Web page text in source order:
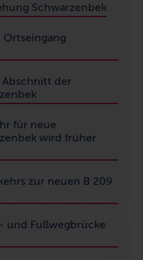
Schwarzenbek
Abschnitt der
für neue
wird früher
zur neuen B 209
und Fußwegbrücke